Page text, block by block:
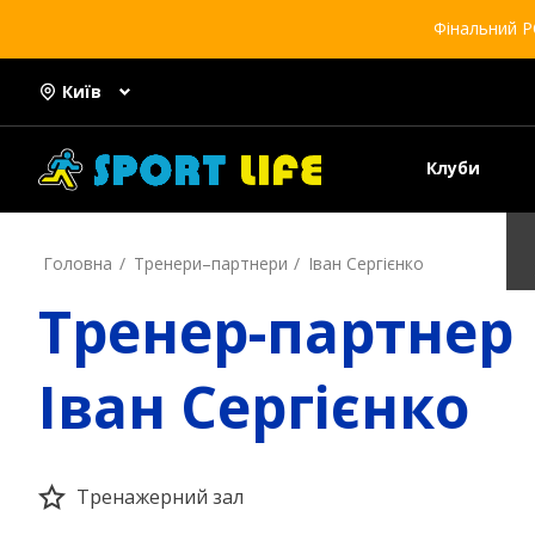
Фінальний
Київ
Клуби
Головна Тренери–партнери Іван Сергієнко
Тренер-партнер
Іван Сергієнко
Тренажерний зал